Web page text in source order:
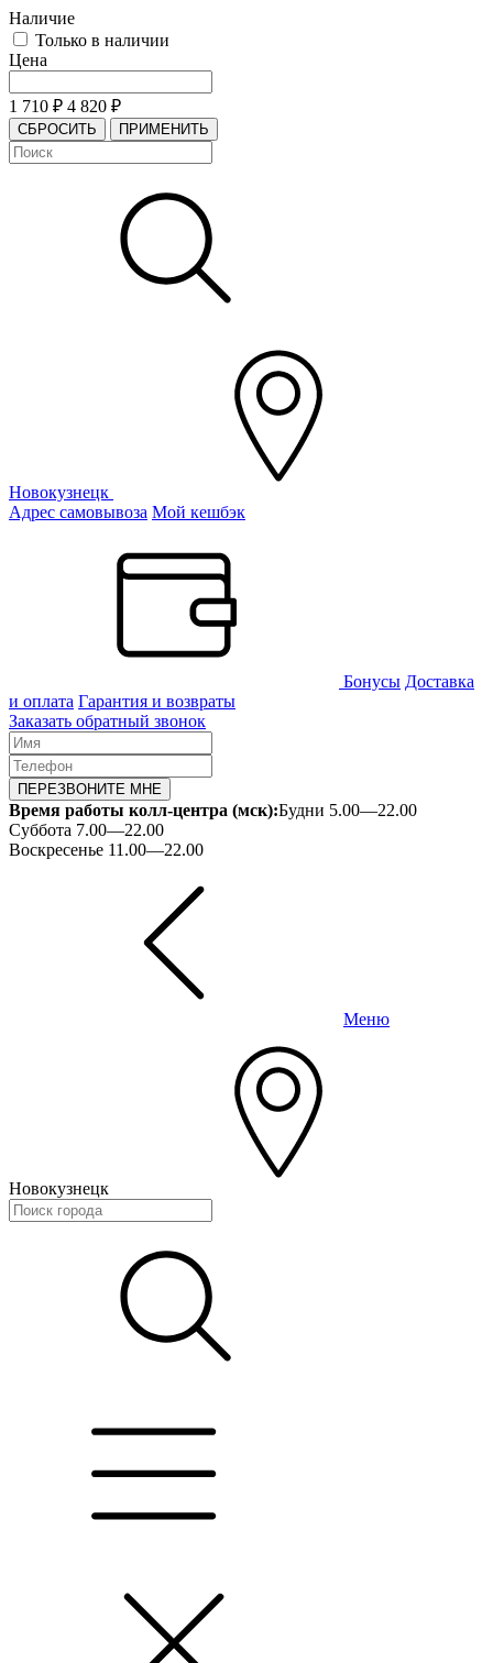
Наличие
Только в наличии
Цена
1 710 ₽ 4 820 ₽
СБРОСИТЬ ПРИМЕНИТЬ
Новокузнецк
Адрес самовывоза Мой кешбэк
Бонусы Доставка
и оплата Гарантия и возвраты
Заказать обратный звонок
ПЕРЕЗВОНИТЕ МНЕ
Время работы колл-центра (мск):Будни 5.00—22.00
Суббота 7.00—22.00
Воскресенье 11.00—22.00
Меню
Новокузнецк